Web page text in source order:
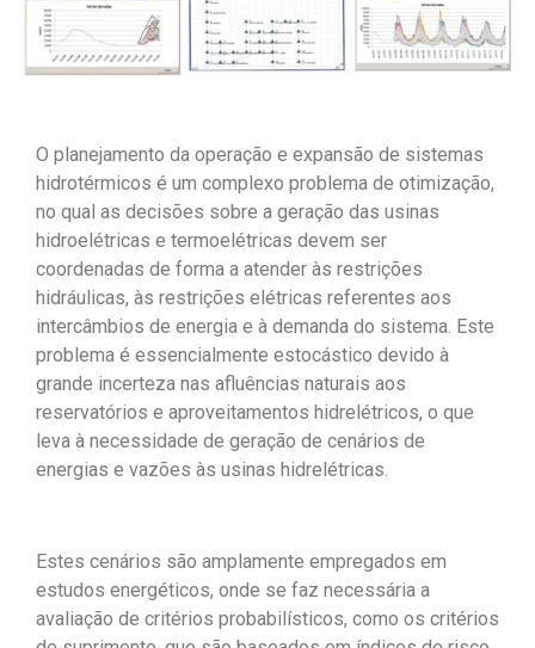
O planejamento da operação e expansão de sistemas
hidrotérmicos é um complexo problema de otimização,
no qual as decisões sobre a geração das usinas
hidroelétricas e termoelétricas devem ser
coordenadas de forma a atender às restrições
hidráulicas, às restrições elétricas referentes aos
intercâmbios de energia e à demanda do sistema. Este
problema é essencialmente estocástico devido à
grande incerteza nas afluências naturais aos
reservatórios e aproveitamentos hidrelétricos, o que
leva à necessidade de geração de cenários de
energias e vazões às usinas hidrelétricas.
Estes cenários são amplamente empregados em
estudos energéticos, onde se faz necessária a
avaliação de critérios probabilísticos, como os critérios